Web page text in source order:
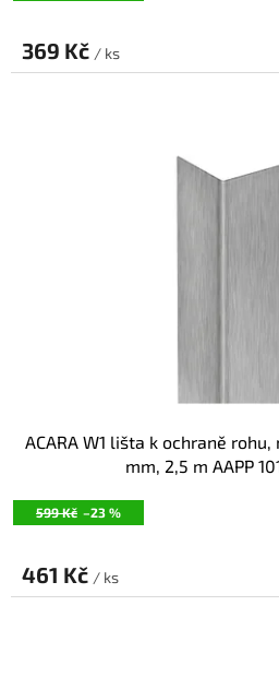
369 Kč / ks
599 Kč –23 %
ACARA W1 lišta k ochraně
mm, 2,5 m AAPP
461 Kč / ks